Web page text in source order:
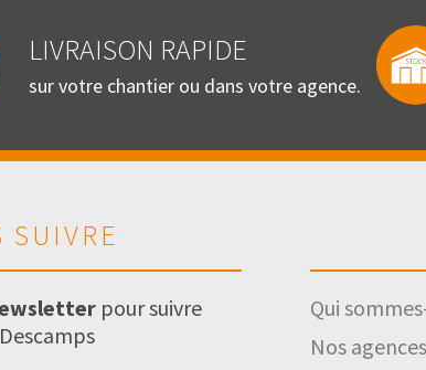
LIVRAISON RAPIDE
sur votre chantier ou dans votre agence.
SUIVRE
pour suivre
Qui
Nos agences